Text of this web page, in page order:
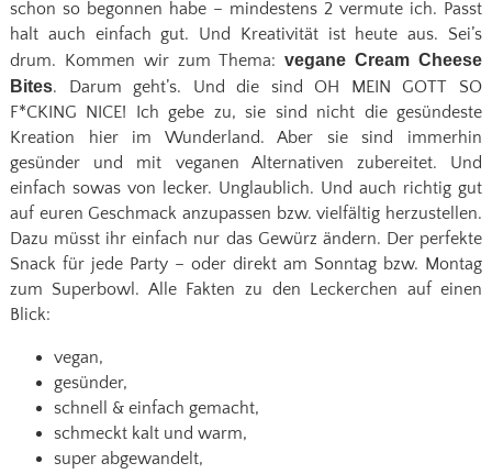
schon so begonnen habe – mindestens 2 vermute ich. Passt
halt auch einfach gut. Und Kreativität ist heute aus. Sei’s
drum. Kommen wir zum Thema:vegane Cream Cheese
Bites. Darum geht’s. Und die sind OH MEIN GOTT SO
F*CKING NICE! Ich gebe zu, sie sind nicht die gesündeste
Kreation hier im Wunderland. Aber sie sind immerhin
gesünder und mit veganen Alternativen zubereitet. Und
einfach sowas von lecker. Unglaublich. Und auch richtig gut
auf euren Geschmack anzupassen bzw. vielfältig herzustellen.
Dazu müsst ihr einfach nur das Gewürz ändern. Der perfekte
Snack für jede Party – oder direkt am Sonntag bzw. Montag
zum Superbowl. Alle Fakten zu den Leckerchen auf einen
Blick:
vegan,
gesünder,
schnell & einfach gemacht,
schmeckt kalt und warm,
super abgewandelt,